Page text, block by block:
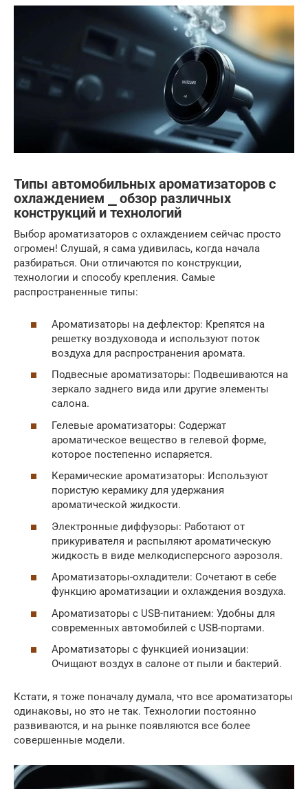
Типы автомобильных ароматизаторов с
охлаждением ⎯ обзор различных
конструкций и технологий
Выбор ароматизаторов с охлаждением сейчас просто
огромен! Слушай, я сама удивилась, когда начала
разбираться. Они отличаются по конструкции,
технологии и способу крепления. Самые
распространенные типы:
Ароматизаторы на дефлектор: Крепятся на
решетку воздуховода и используют поток
воздуха для распространения аромата.
Подвесные ароматизаторы: Подвешиваются на
зеркало заднего вида или другие элементы
салона.
Гелевые ароматизаторы: Содержат
ароматическое вещество в гелевой форме,
которое постепенно испаряется.
Керамические ароматизаторы: Используют
пористую керамику для удержания
ароматической жидкости.
Электронные диффузоры: Работают от
прикуривателя и распыляют ароматическую
жидкость в виде мелкодисперсного аэрозоля.
Ароматизаторы-охладители: Сочетают в себе
функцию ароматизации и охлаждения воздуха.
Ароматизаторы с USB-питанием: Удобны для
современных автомобилей с USB-портами.
Ароматизаторы с функцией ионизации:
Очищают воздух в салоне от пыли и бактерий.
Кстати, я тоже поначалу думала, что все ароматизаторы
одинаковы, но это не так. Технологии постоянно
развиваются, и на рынке появляются все более
совершенные модели.